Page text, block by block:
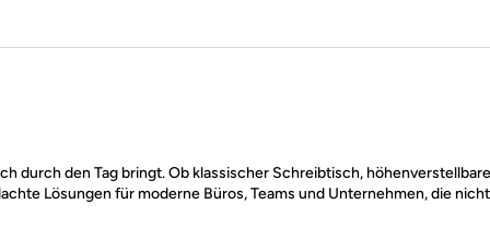
durch den Tag bringt. Ob klassischer Schreibtisch,
Lösungen für moderne Büros, Teams und Unternehmen, die